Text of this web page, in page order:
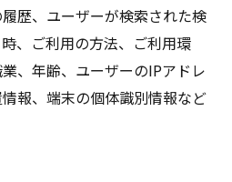
歴、ユーザーが検索された検
、ご利用の方法、ご利用環
、年齢、ユーザーのIPアドレ
報、端末の個体識別情報など